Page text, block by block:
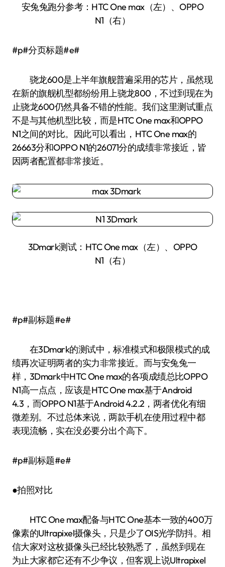
安兔兔跑分参考：HTC One max（左）、OPPO
N1（右）
#p#分页标题#e#
骁龙600是上半年旗舰普遍采用的芯片，虽然现
在新的旗舰机型都纷纷用上骁龙800，不过到现在为
止骁龙600仍然具备不错的性能。我们这里测试重点
不是与其他机型比较，而是HTC One max和OPPO
N1之间的对比。因此可以看出，HTC One max的
26663分和OPPO N1的26071分的成绩非常接近，皆
因两者配置都非常接近。
3Dmark测试：HTC One max（左）、OPPO
N1（右）
#p#副标题#e#
在3Dmark的测试中，标准模式和极限模式的成
绩再次证明两者的实力非常接近。而与安兔兔一
样，3Dmark中HTC One max的各项成绩总比OPPO
N1高一点点，应该是HTC One max基于Android
4.3，而OPPO N1基于Android 4.2.2，两者优化有细
微差别。不过总体来说，两款手机在使用过程中都
表现流畅，实在没必要分出个高下。
#p#副标题#e#
●拍照对比
HTC One max配备与HTC One基本一致的400万
像素的Ultrapixel摄像头，只是少了OIS光学防抖。相
信大家对这枚摄像头已经比较熟悉了，虽然到现在
为止大家都它还有不少争议，但客观上说Ultrapixel